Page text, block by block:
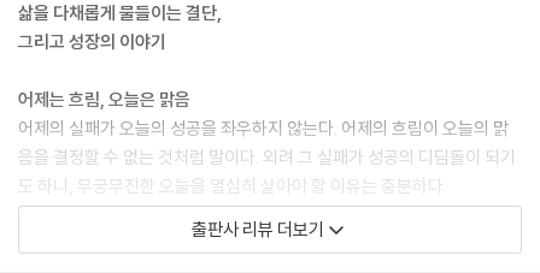
삶을 다채롭게 물들이는 결단,
그리고 성장의 이야기
어제는 흐림, 오늘은 맑음
어제의 실패가 오늘의 성공을 좌우하지 않는다. 어제의 흐림이 오늘의 맑
음을 결정할 수 없는 것처럼 말이다. 외려 그 실패가 성공의 디딤돌이 되기
도 하니, 무궁무진한 오늘을 열심히 살아야 할 이유는 충분하다.
출판사 리뷰 더보기